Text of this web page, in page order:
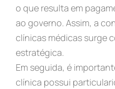
o que resulta em
ao governo. Assim, a
clínicas médicas surge
estratégica.
Em seguida, é
clínica possui